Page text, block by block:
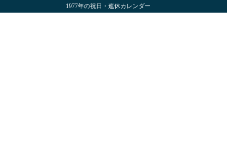
1977年の祝日・連休カレンダー